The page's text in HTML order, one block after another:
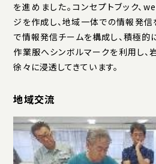
を進めました。コンセプトブック、
ジを作成し、地域一体での情報発信
で情報発信チームを構成し、積極的
作業服へシンボルマークを利用し、
徐々に浸透してきています。
地域交流